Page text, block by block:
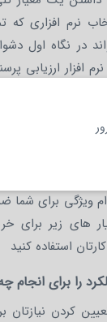
نرم افزاری که
در نگاه اول
افزار ارزیابی
برای ارزیابی
ارزیابی
های از ارزیابی
ویژگی برای شما
های زیر برای
استفاده کنید
را برای انجام
کردن نیازتان